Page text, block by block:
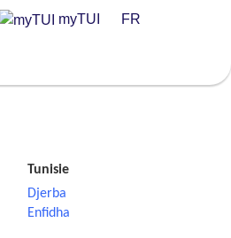
myTUI FR
Tunisie
Djerba
Enfidha